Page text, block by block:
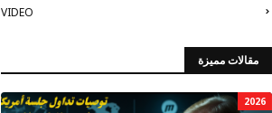
VIDEO
مقالات مميزة
2026